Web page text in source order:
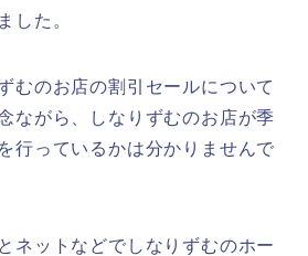
した。
むのお店の割引セールについて
ながら、しなりずむのお店が季
行っているかは分かりませんで
ネットなどでしなりずむのホー